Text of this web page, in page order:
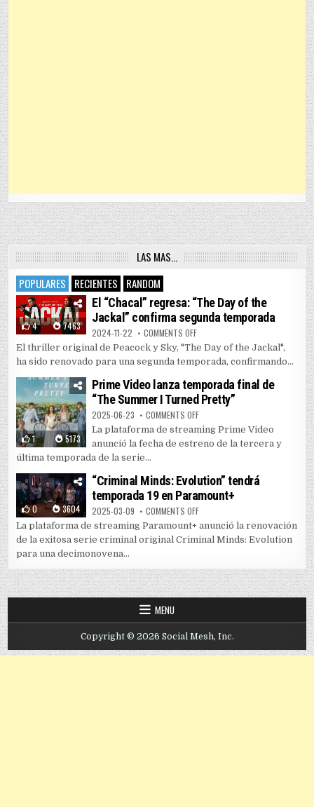
LAS MAS…
POPULARES
RECIENTES RANDOM
4 7463
El “Chacal” regresa: “The Day of the
Jackal” confirma segunda temporada
2024-11-22 COMMENTS OFFON EL “CHACAL” REGRESA: “THE
El thriller original de Peacock y Sky, "The Day of the Jackal",
ha sido renovado para una segunda temporada, confirmando...
1 5173
Prime Video lanza temporada final de
“The Summer I Turned Pretty”
2025-06-23 COMMENTS OFFON PRIME VIDEO LANZA
La plataforma de streaming Prime Video
anunció la fecha de estreno de la tercera y
última temporada de la serie...
0 3604
“Criminal Minds: Evolution” tendrá
temporada 19 en Paramount+
2025-03-09 COMMENTS OFFON “CRIMINAL MINDS:
La plataforma de streaming Paramount+ anunció la renovación
de la exitosa serie criminal original Criminal Minds: Evolution
para una decimonovena...
MENU
Copyright © 2026 Social Mesh, Inc.